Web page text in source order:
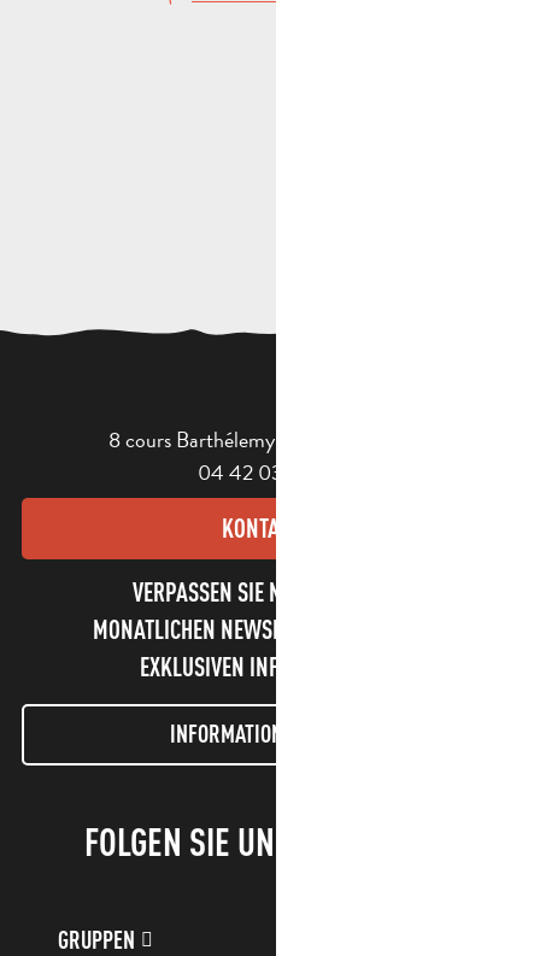
8 cours Barthélemy - 13400 Aubagne
04 42 03 49 98
KONTAKT
VERPASSEN SIE NICHT UNSEREN
MONATLICHEN NEWSLETTER UND UNSERE
EXKLUSIVEN INFORMATIONEN!
INFORMATIONEN LETTER
FOLGEN SIE UNS!
GRUPPEN